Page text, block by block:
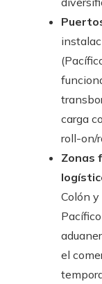
carga
roll-on/
Zonas
Colón
el